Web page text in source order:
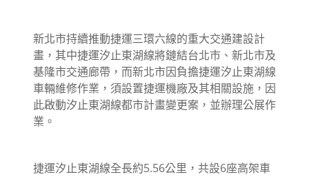
新北市持續推動捷運三環六線的重大交通建設計
畫，其中捷運汐止東湖線將鏈結台北市、新北市及
基隆市交通廊帶，而新北市因負擔捷運汐止東湖線
車輛維修作業，須設置捷運機廠及其相關設施，因
此啟動汐止東湖線都市計畫變更案，並辦理公展作
業。
捷運汐止東湖線全長約5.56公里，共設6座高架車